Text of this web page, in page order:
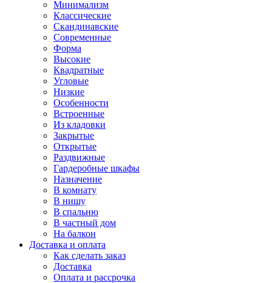
Минимализм
Классические
Скандинавские
Современные
Форма
Высокие
Квадратные
Угловые
Низкие
Особенности
Встроенные
Из кладовки
Закрытые
Открытые
Раздвижные
Гардеробные шкафы
Назначение
В комнату
В нишу
В спальню
В частный дом
На балкон
Доставка и оплата
Как сделать заказ
Доставка
Оплата и рассрочка